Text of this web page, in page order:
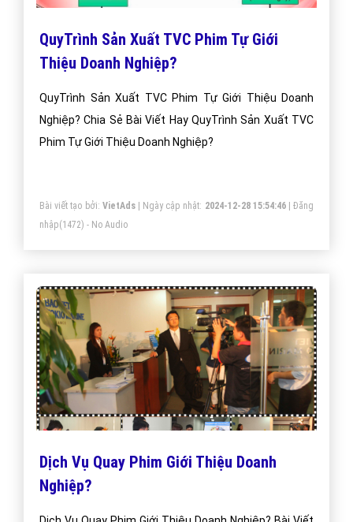
QuyTrình Sản Xuất TVC Phim Tự Giới
Thiệu Doanh Nghiệp?
QuyTrình Sản Xuất TVC Phim Tự Giới Thiệu Doanh
Nghiệp? Chia Sẻ Bài Viết Hay QuyTrình Sản Xuất TVC
Phim Tự Giới Thiệu Doanh Nghiệp?
Bài viết tạo bởi: VietAds| Ngày cập nhật: 2024-12-28 15:54:46|Đăng
nhập(1472) - No Audio
Dịch Vụ Quay Phim Giới Thiệu Doanh
Nghiệp?